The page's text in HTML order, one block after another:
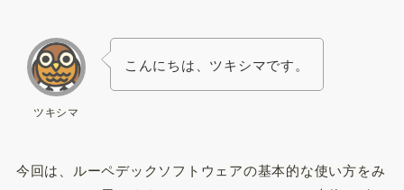
ツキシマ
こんにちは、ツキシマです。
今回は、ルーペデックソフトウェアの基本的な使い方をみ